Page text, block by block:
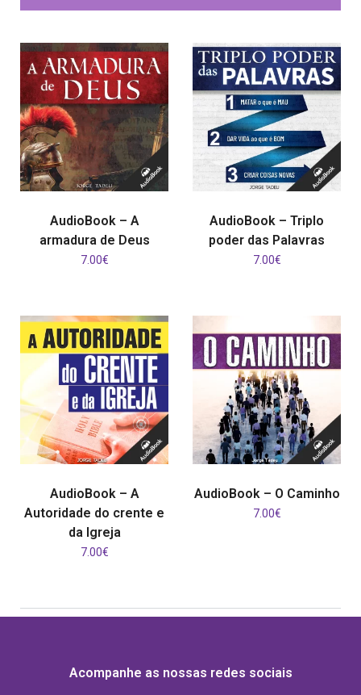
ADICIONAR
AudioBook – A
armadura de Deus
7.00€
ADICIONAR
AudioBook – Triplo
poder das Palavras
7.00€
ADICIONAR
AudioBook – A
Autoridade do crente e
da Igreja
7.00€
ADICIONAR
AudioBook – O Caminho
7.00€
Acompanhe as nossas redes sociais